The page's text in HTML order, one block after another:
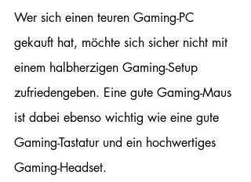
Wer sich einen teuren Gaming-PC
gekauft hat, möchte sich sicher nicht mit
einem halbherzigen Gaming-Setup
zufriedengeben. Eine gute Gaming-Maus
ist dabei ebenso wichtig wie eine gute
Gaming-Tastatur und ein hochwertiges
Gaming-Headset.